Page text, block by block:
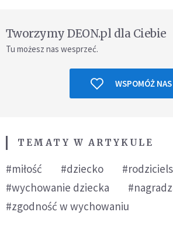
Tworzymy DEON.pl dla Ciebie
Tu możesz nas wesprzeć.
WSPOMÓŻ NAS
TEMATY W ARTYKULE
#miłość #dziecko
#wychowanie dziecka
#zgodność w wychowaniu